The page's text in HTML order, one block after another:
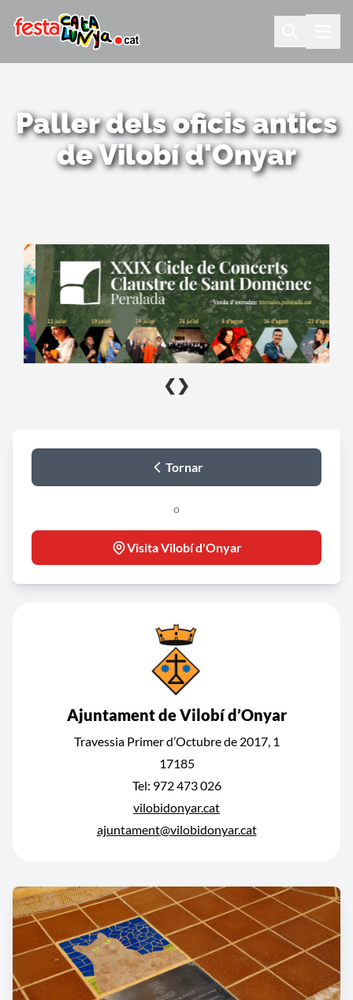
Paller dels oficis antics
de Vilobí d'Onyar
❮ ❯
Tornar
o
Visita Vilobí d'Onyar
Ajuntament de Vilobí d’Onyar
Travessia Primer d’Octubre de 2017, 1
17185
Tel: 972 473 026
vilobidonyar.cat
ajuntament@vilobidonyar.cat